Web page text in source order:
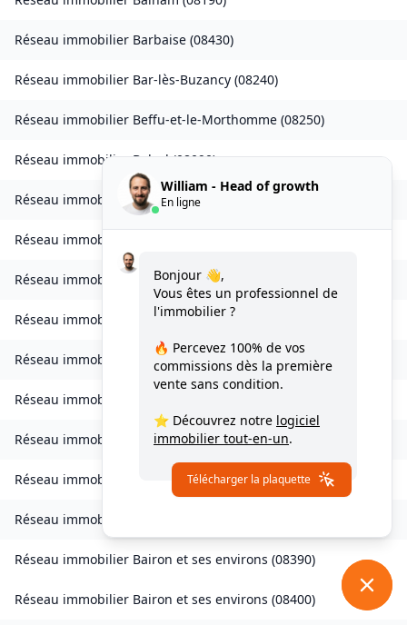
Réseau immobilier Barbaise (08430)
Réseau immobilier Bar-lès-Buzancy (08240)
Réseau immobilier Beffu-et-le-Morthomme (08250)
Réseau immobilierBelval(08090)
Réseau immobilierBelval-Bois-des-Dames
Réseau immobilier
Réseau immobilier Bogny-sur-Meuse
Réseau immobilier Brévilly(08140)
Réseau immobilier Bulson(08450)
Réseau immobilier
Réseau immobilier Chalandry-Elaire(08160)
Réseau immobilier Chardeny(08400)
Réseau immobilier
Réseau immobilier Bairon et ses environs (08390)
Réseau immobilier Bairon et ses environs (08400)
William - Head of growth
En ligne
Bonjour 👋,
Vous êtes un professionnel de
l'immobilier ?
🔥 Percevez 100% de vos
commissions dès la première
vente sans condition.
⭐ Découvrez notre logiciel
immobilier tout-en-un.
Télécharger la plaquette